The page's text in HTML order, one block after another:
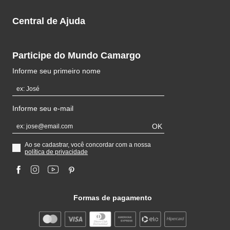
Central de Ajuda
Central de Atendimento
Participe do Mundo Camargo
Informe seu primeiro nome
Informe seu e-mail
OK
Ao se cadastrar, você concordar com a nossa
política de privacidade
Formas de pagamento